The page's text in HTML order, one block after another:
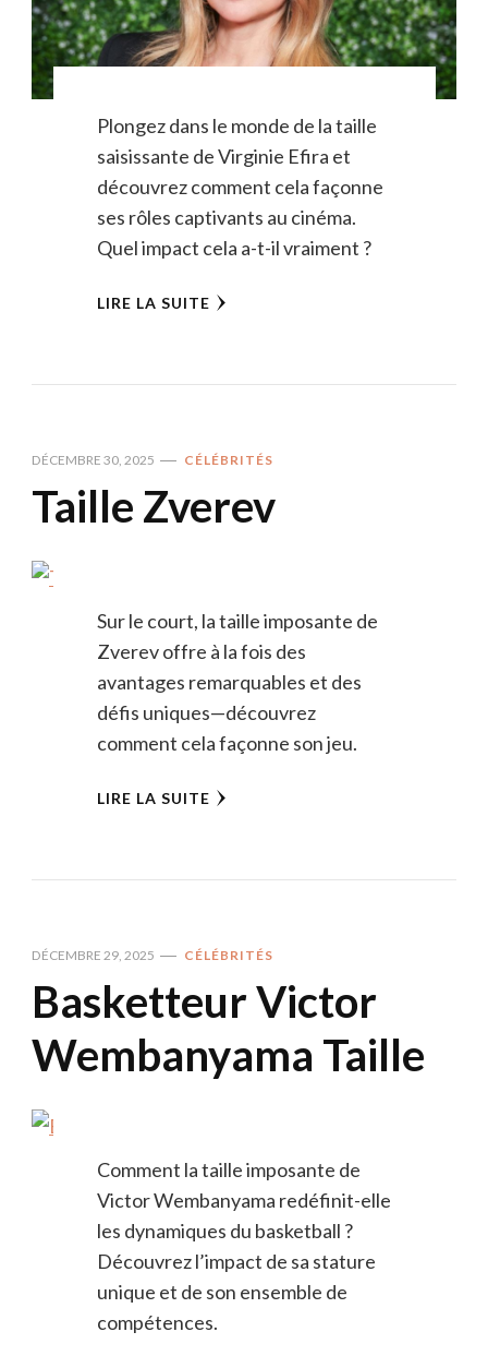
Plongez dans le monde de la taille
saisissante de Virginie Efira et
découvrez comment cela façonne
ses rôles captivants au cinéma.
Quel impact cela a-t-il vraiment ?
LIRE LA SUITE
DÉCEMBRE 30, 2025 CÉLÉBRITÉS
Taille Zverev
Sur le court, la taille imposante de
Zverev offre à la fois des
avantages remarquables et des
défis uniques—découvrez
comment cela façonne son jeu.
LIRE LA SUITE
DÉCEMBRE 29, 2025 CÉLÉBRITÉS
Basketteur Victor
Wembanyama Taille
Comment la taille imposante de
Victor Wembanyama redéfinit-elle
les dynamiques du basketball ?
Découvrez l’impact de sa stature
unique et de son ensemble de
compétences.